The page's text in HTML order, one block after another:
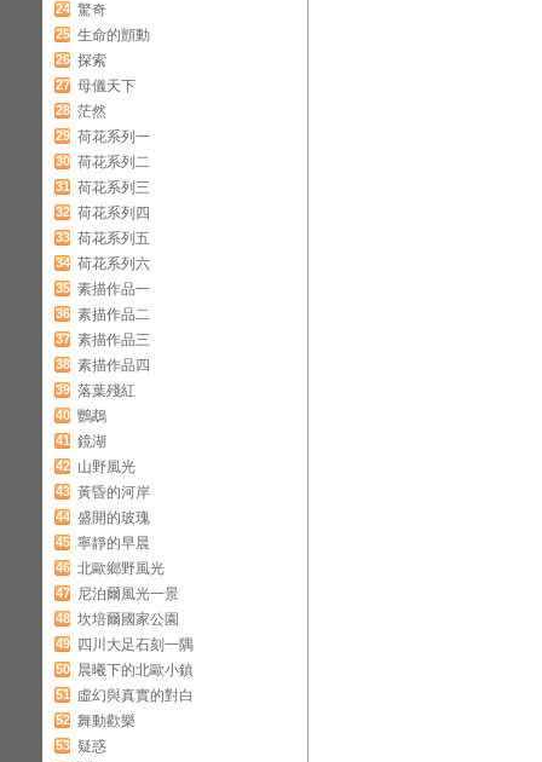
24 驚奇
25 生命的顫動
26 探索
27 母儀天下
28 茫然
29 荷花系列一
30 荷花系列二
31 荷花系列三
32 荷花系列四
33 荷花系列五
34 荷花系列六
35 素描作品一
36 素描作品二
37 素描作品三
38 素描作品四
39 落葉殘紅
40 鸚鵡
41 鏡湖
42 山野風光
43 黃昏的河岸
44 盛開的玻瑰
45 寧靜的早晨
46 北歐鄉野風光
47 尼泊爾風光一景
48 坎培爾國家公園
49 四川大足石刻一隅
50 晨曦下的北歐小鎮
51 虛幻與真實的對白
52 舞動歡樂
53 疑惑